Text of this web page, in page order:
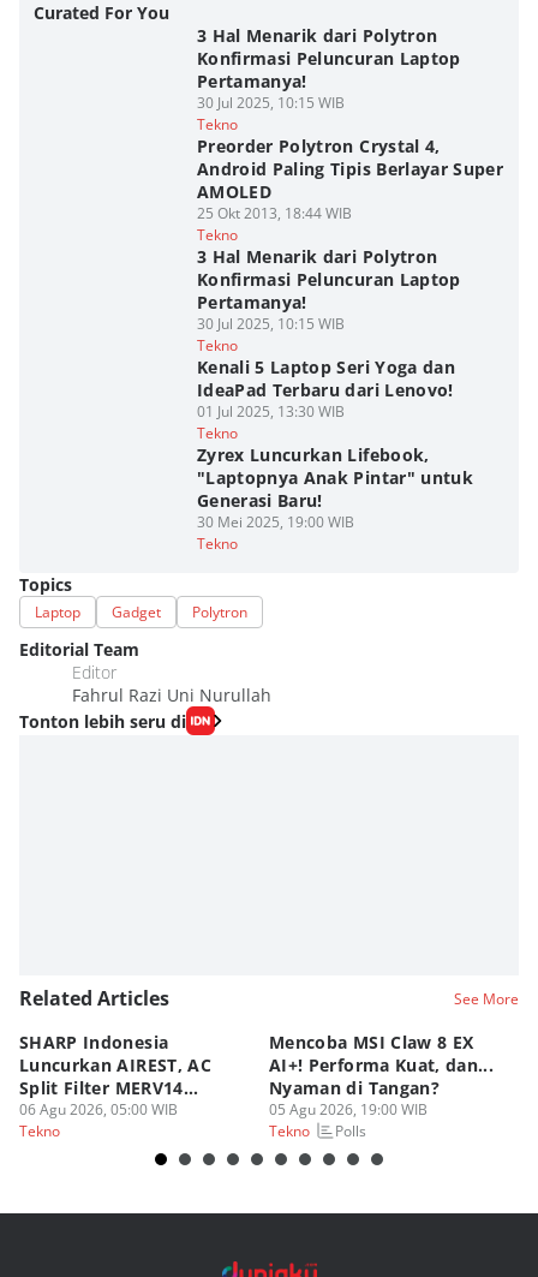
Curated For You
3 Hal Menarik dari Polytron
Konfirmasi Peluncuran Laptop
Pertamanya!
30 Jul 2025, 10:15 WIB
Tekno
Preorder Polytron Crystal 4,
Android Paling Tipis Berlayar Super
AMOLED
25 Okt 2013, 18:44 WIB
Tekno
3 Hal Menarik dari Polytron
Konfirmasi Peluncuran Laptop
Pertamanya!
30 Jul 2025, 10:15 WIB
Tekno
Kenali 5 Laptop Seri Yoga dan
IdeaPad Terbaru dari Lenovo!
01 Jul 2025, 13:30 WIB
Tekno
Zyrex Luncurkan Lifebook,
"Laptopnya Anak Pintar" untuk
Generasi Baru!
30 Mei 2025, 19:00 WIB
Tekno
Topics
Laptop Gadget Polytron
Editorial Team
Editor
Fahrul Razi Uni Nurullah
Tonton lebih seru di
Related Articles See More
SHARP Indonesia
Luncurkan AIREST, AC
Split Filter MERV14
Perdana!
06 Agu 2026, 05:00 WIB
Tekno
Mencoba MSI Claw 8 EX
AI+! Performa Kuat, dan...
Nyaman di Tangan?
05 Agu 2026, 19:00 WIB
Tekno
Polls